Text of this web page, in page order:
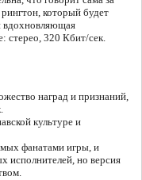
который будет
вдохновляющая
стерео, 320 Кбит/сек.
наград и признаний,
культуре и
фанатами игры, и
исполнителей, но версия